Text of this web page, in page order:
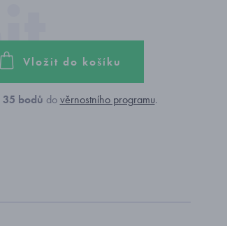
Vložit do košíku
35 bodů dověrnostního programu.